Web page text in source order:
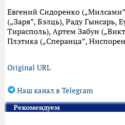
Евгений Сидоренко
(„Заря”, Бэлць), Раду
Тирасполь), Артем Забун
Плэтика („Сперанца”,
Original URL
Наш канал в Telegram
Рекомендуем